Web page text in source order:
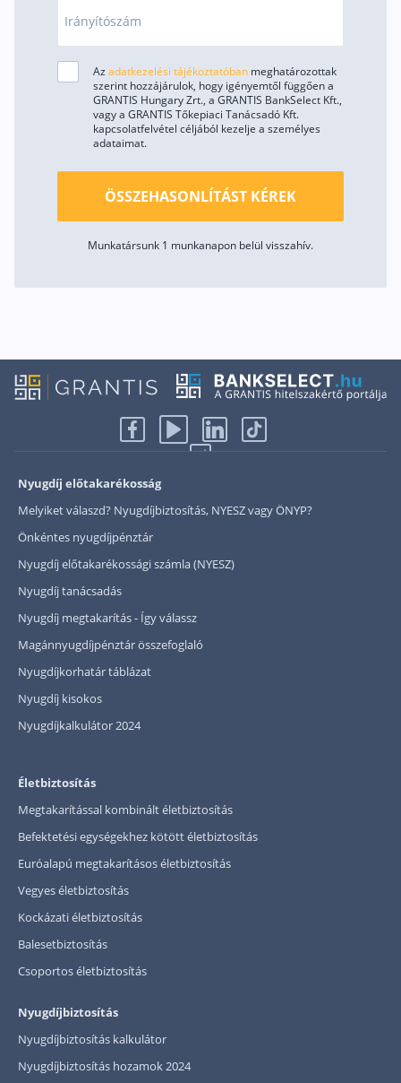
Irányítószám
Az adatkezelési tájékoztatóban meghatározottak
szerint hozzájárulok, hogy igényemtől függően a
GRANTIS Hungary Zrt., a GRANTIS BankSelect Kft.,
vagy a GRANTIS Tőkepiaci Tanácsadó Kft.
kapcsolatfelvétel céljából kezelje a személyes
adataimat.
ÖSSZEHASONLÍTÁST KÉREK
Munkatársunk 1 munkanapon belül visszahív.
Nyugdíj előtakarékosság
Melyiket válaszd? Nyugdíjbiztosítás, NYESZ vagy ÖNYP?
Önkéntes nyugdíjpénztár
Nyugdíj előtakarékossági számla (NYESZ)
Nyugdíj tanácsadás
Nyugdíj megtakarítás - Így válassz
Magánnyugdíjpénztár összefoglaló
Nyugdíjkorhatár táblázat
Nyugdíj kisokos
Nyugdíjkalkulátor 2024
Életbiztosítás
Megtakarítással kombinált életbiztosítás
Befektetési egységekhez kötött életbiztosítás
Euróalapú megtakarításos életbiztosítás
Vegyes életbiztosítás
Kockázati életbiztosítás
Balesetbiztosítás
Csoportos életbiztosítás
Nyugdíjbiztosítás
Nyugdíjbiztosítás kalkulátor
Nyugdíjbiztosítás hozamok 2024